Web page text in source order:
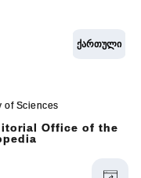
of Sciences
Office of the
ქართული